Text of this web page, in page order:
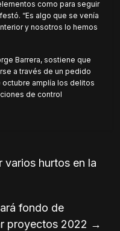
como para seguir
“Es algo que se venía
y nosotros lo hemos
Barrera, sostiene que
a través de un pedido
amplía los delitos
de control
varios hurtos en la
fondo de
proyectos 2022 →